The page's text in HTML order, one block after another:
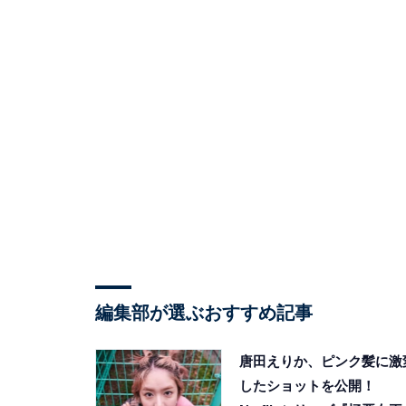
編集部が選ぶおすすめ記事
唐田えりか、ピンク髪に激
したショットを公開！